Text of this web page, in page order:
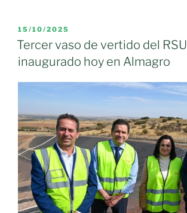
PUBLICADO
EL
15/10/2025
Tercer vaso de vertido del RSU
inaugurado hoy en Almagro